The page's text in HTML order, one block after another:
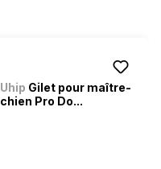
Uhip Gilet pour maître-
chien Pro Do...